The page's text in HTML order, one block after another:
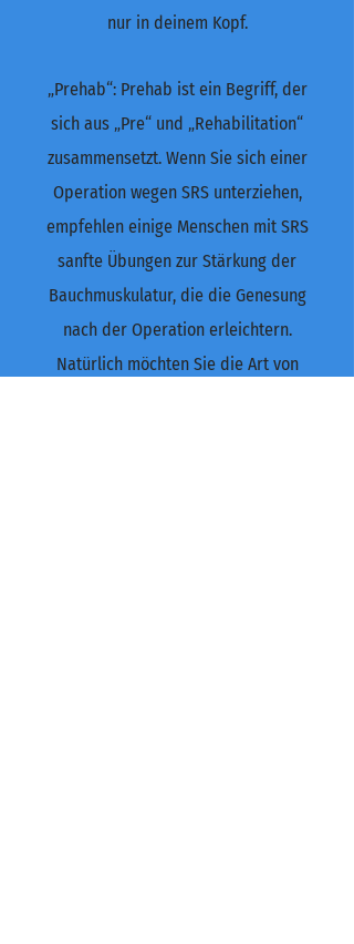
nur in deinem Kopf.
„Prehab“: Prehab ist ein Begriff, der
sich aus „Pre“ und „Rehabilitation“
zusammensetzt. Wenn Sie sich einer
Operation wegen SRS unterziehen,
empfehlen einige Menschen mit SRS
sanfte Übungen zur Stärkung der
Bauchmuskulatur, die die Genesung
nach der Operation erleichtern.
Natürlich möchten Sie die Art von